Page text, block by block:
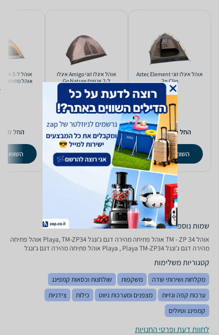
‏אוהל איגלו ‏זוגי Aztec Element
2p Clip
החל מ-139
₪
השוואת מחירים
‏אוהל איגלו ‏זוגי Amigo איגלו
ל-2 אנשים Go Nature
החל מ-166
השוואת מחירים
אוהל פתיחה
החל מ-
השוואת
שמות נוספים לדגם
‏אוהל TM - ZP 34 אוהל פתיחה מהירה דגם ג'ונגל Playa, TM-ZP34 אוהל פתיחה
מהירה דגם ג'ונגל Playa , Playa TM-ZP34 אוהל פתיחה מהירה דגם ג'ונגל
קטגוריות משלימות
מקלחות ושירותי שדה משקפות
שולחנות וכסאות קמפינג
ערכות קפה וגזיות
מצפנים ומערכות ניווט כילות
צידניות
קמפינג וטיולים
לחוות דעת ופרטי החנויות